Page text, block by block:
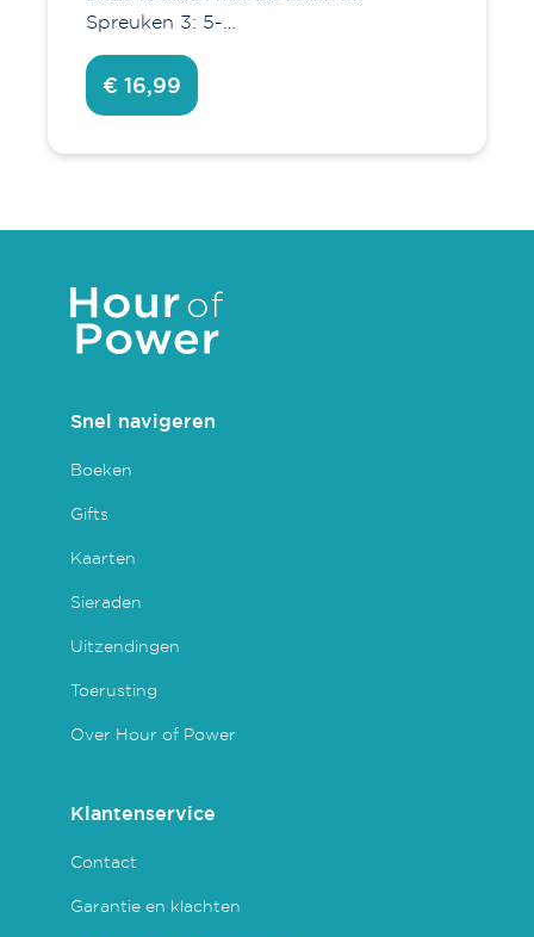
Spreuken 3: 5-…
€ 16,99
Snel navigeren
Boeken
Gifts
Kaarten
Sieraden
Uitzendingen
Toerusting
Over Hour of Power
Klantenservice
Contact
Garantie en klachten